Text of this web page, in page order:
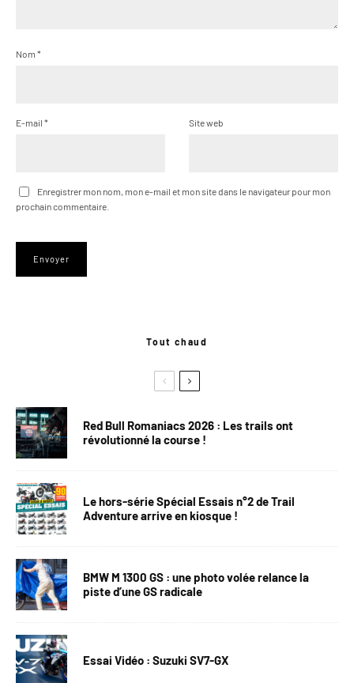
Nom *
E-mail * Site web
Enregistrer mon nom, mon e-mail et mon site dans le navigateur pour mon
prochain commentaire.
Tout chaud
Red Bull Romaniacs 2026 : Les trails ont
révolutionné la course !
Le hors-série Spécial Essais n°2 de Trail
Adventure arrive en kiosque !
BMW M 1300 GS : une photo volée relance la
piste d’une GS radicale
Essai Vidéo : Suzuki SV7-GX